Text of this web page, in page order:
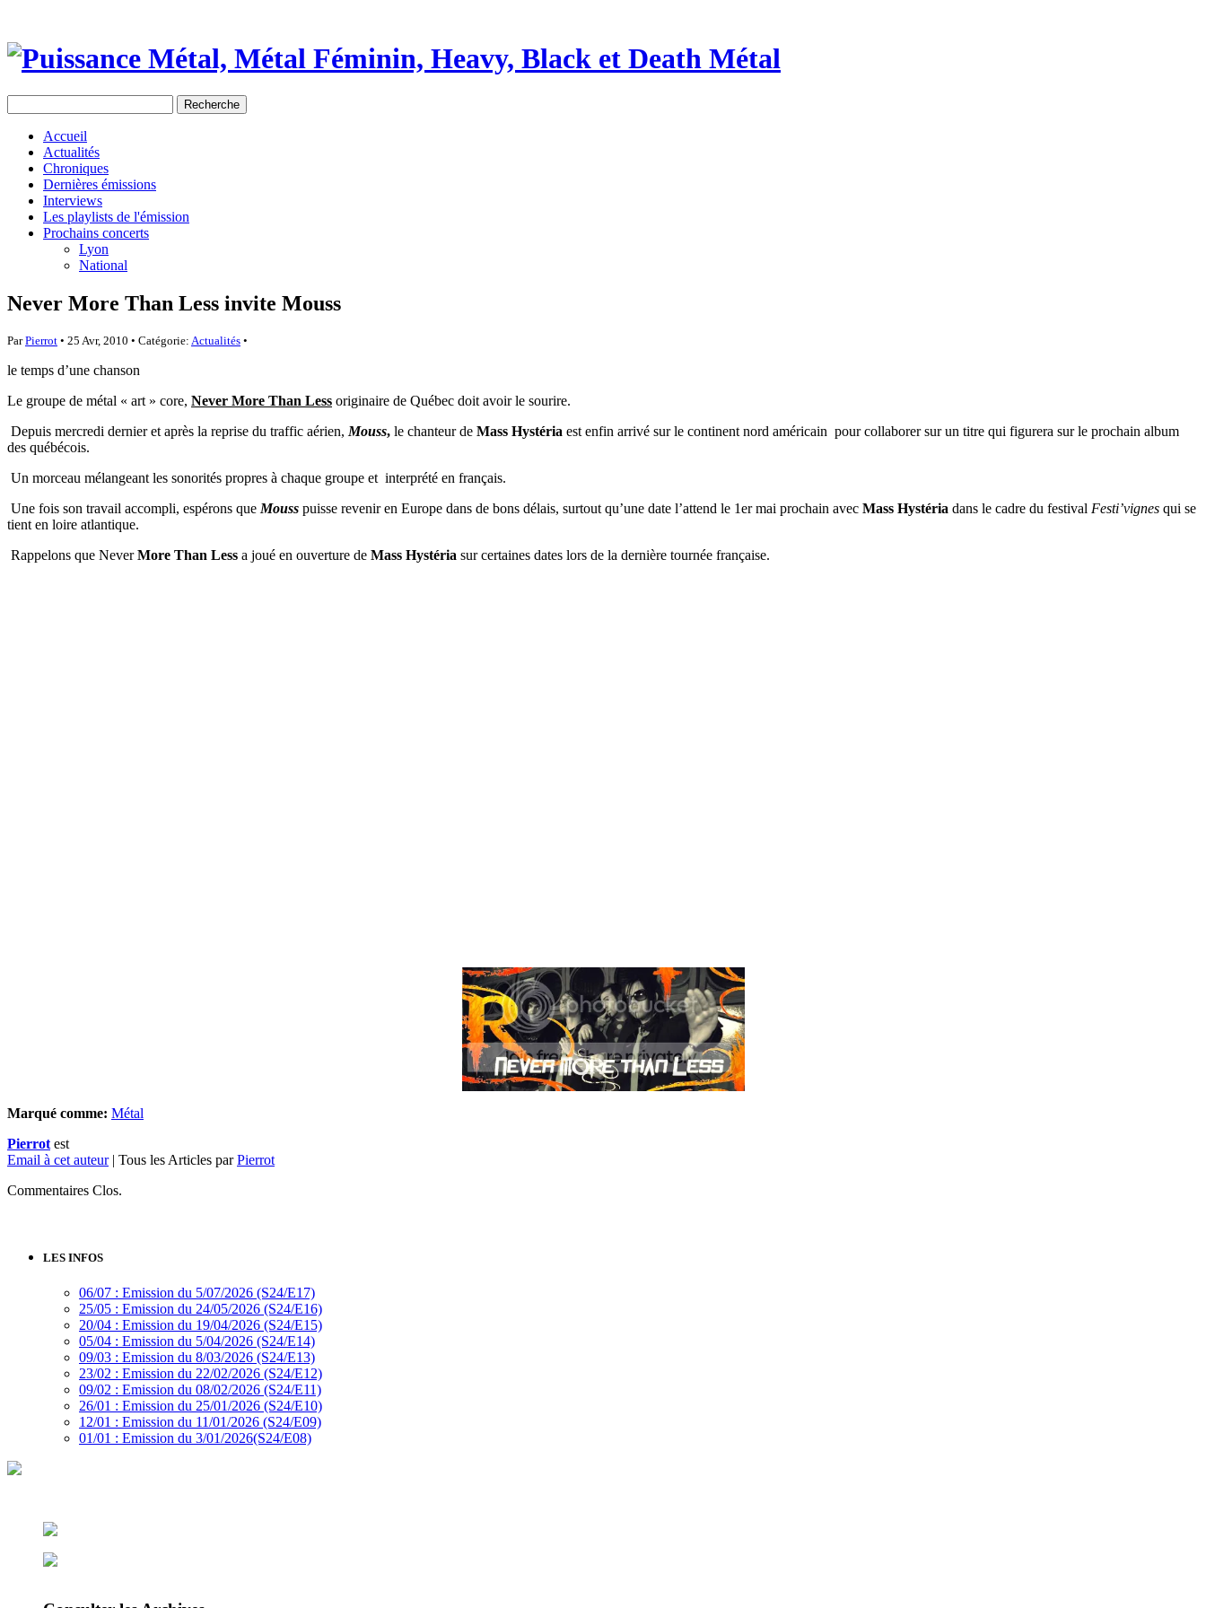
Accueil
Actualités
Chroniques
Dernières émissions
Interviews
Les playlists de l'émission
Prochains concerts
Lyon
National
Never More Than Less invite Mouss
ParPierrot • 25 Avr, 2010 • Catégorie: Actualités •
le temps d’une chanson
Le groupe de métal « art » core, Never More Than Less originaire de Québec doit avoir le sourire.
Depuis mercredi dernier et après la reprise du traffic aérien, Mouss, le chanteur de Mass Hystéria est enfin arrivé sur le continent nord américain pour collaborer sur un titre qui figurera sur le prochain album
des québécois.
Un morceau mélangeant les sonorités propres à chaque groupe et interprété en français.
Une fois son travail accompli, espérons que Mouss puisse revenir en Europe dans de bons délais, surtout qu’une date l’attend le 1er mai prochain avec Mass Hystéria dans le cadre du festival Festi’vignes qui se
tient en loire atlantique.
Rappelons que NeverMore Than Less a joué en ouverture de Mass Hystéria sur certaines dates lors de la dernière tournée française.
Marqué comme: Métal
Pierrot est
Email à cet auteur| Tous les Articles parPierrot
Commentaires Clos.
LES INFOS
06/07 : Emission du 5/07/2026 (S24/E17)
25/05 : Emission du 24/05/2026 (S24/E16)
20/04 : Emission du 19/04/2026 (S24/E15)
05/04 : Emission du 5/04/2026 (S24/E14)
09/03 : Emission du 8/03/2026 (S24/E13)
23/02 : Emission du 22/02/2026 (S24/E12)
09/02 : Emission du 08/02/2026 (S24/E11)
26/01 : Emission du 25/01/2026 (S24/E10)
12/01 : Emission du 11/01/2026 (S24/E09)
01/01 : Emission du 3/01/2026(S24/E08)